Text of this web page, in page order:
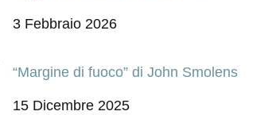
3 Febbraio 2026
“Margine di fuoco” di John Smolens
15 Dicembre 2025